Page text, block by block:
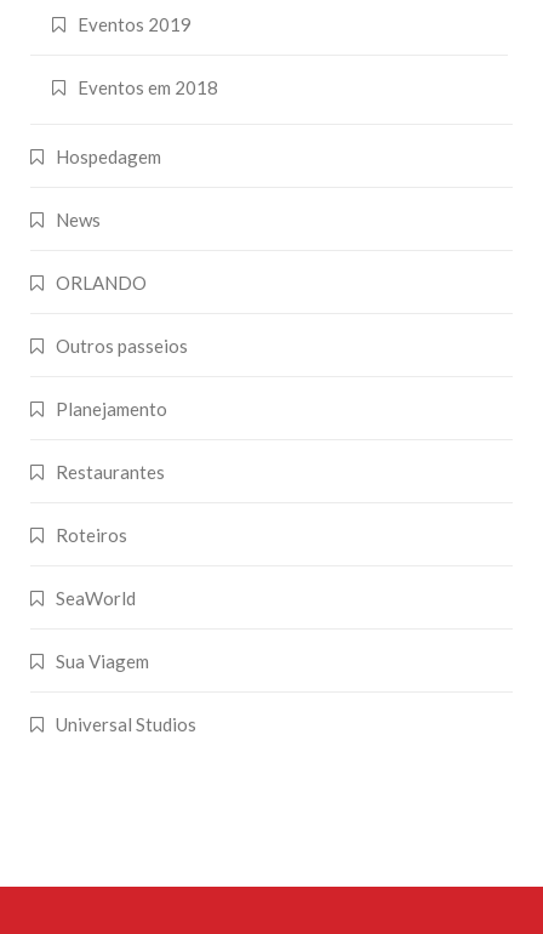
Eventos 2019
Eventos em 2018
Hospedagem
News
ORLANDO
Outros passeios
Planejamento
Restaurantes
Roteiros
SeaWorld
Sua Viagem
Universal Studios